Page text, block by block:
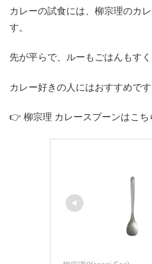
カレーの試食には、柳宗理のカ
す。
先が平らで、ルーもごはんもすく
カレー好きの人にはおすすめです
👉 柳宗理 カレースプーンはこち